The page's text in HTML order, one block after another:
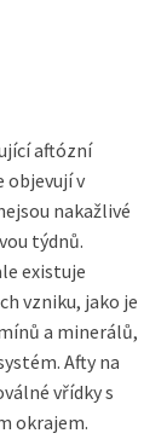
aftózní
objevují v
nakažlivé
týdnů.
existuje
vzniku, jako je
a minerálů,
Afty na
vřídky s
okrajem.